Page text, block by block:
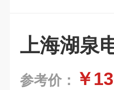
上海湖泉
参考价： ￥